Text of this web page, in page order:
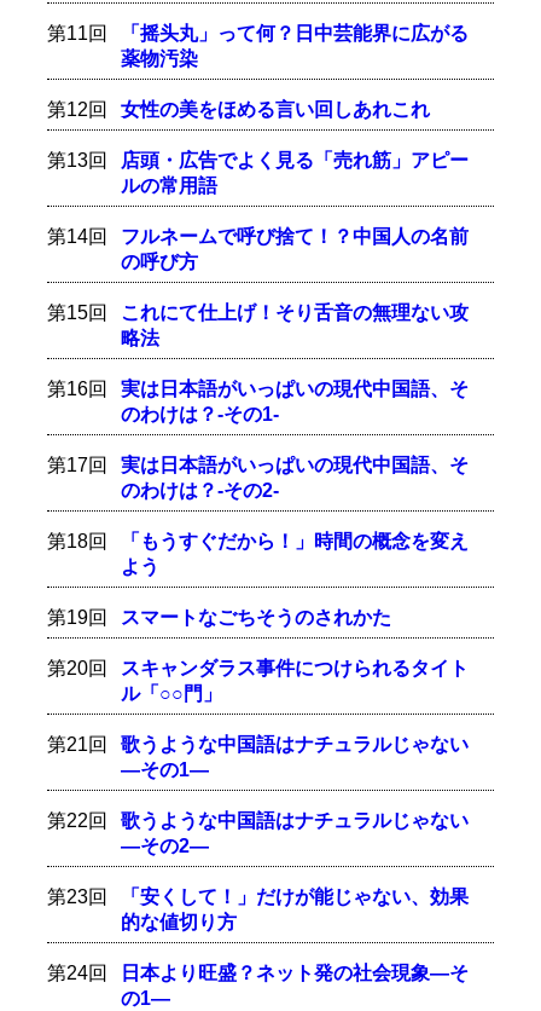
第11回
「摇头丸」って何？日中芸能界に広がる
薬物汚染
第12回 女性の美をほめる言い回しあれこれ
第13回
店頭・広告でよく見る「売れ筋」アピー
ルの常用語
第14回
フルネームで呼び捨て！？中国人の名前
の呼び方
第15回
これにて仕上げ！そり舌音の無理ない攻
略法
第16回
実は日本語がいっぱいの現代中国語、そ
のわけは？-その1-
第17回
実は日本語がいっぱいの現代中国語、そ
のわけは？-その2-
第18回
「もうすぐだから！」時間の概念を変え
よう
第19回 スマートなごちそうのされかた
第20回
スキャンダラス事件につけられるタイト
ル「○○門」
第21回
歌うような中国語はナチュラルじゃない
―その1―
第22回
歌うような中国語はナチュラルじゃない
―その2―
第23回
「安くして！」だけが能じゃない、効果
的な値切り方
第24回
日本より旺盛？ネット発の社会現象―そ
の1―